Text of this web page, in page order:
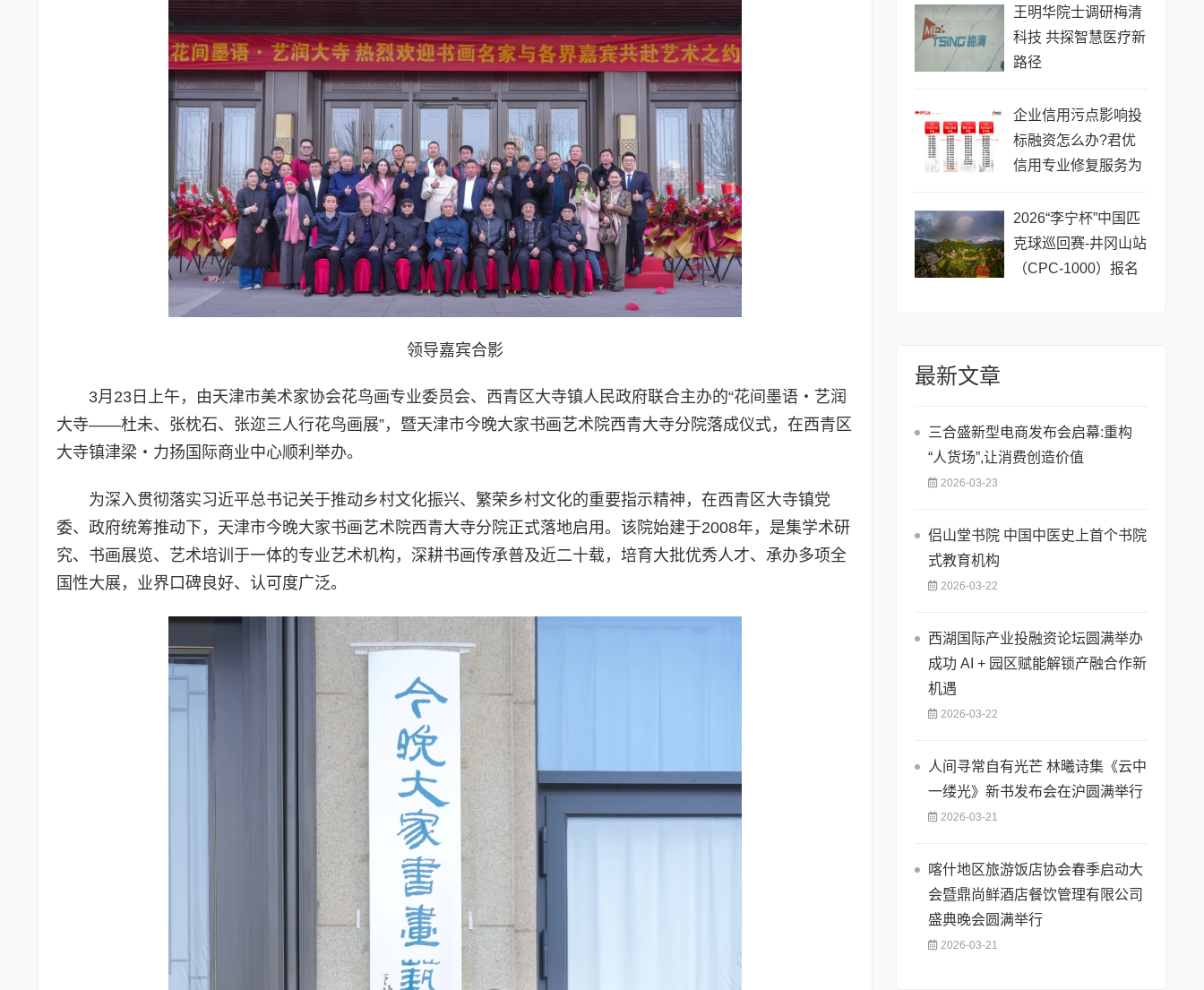
领导嘉宾合影
3月23日上午，由天津市美术家协会花鸟画专业委员会、西青区大寺镇人民政府联合主办的“花间墨语・艺润
大寺——杜未、张枕石、张迩三人行花鸟画展”，暨天津市今晚大家书画艺术院西青大寺分院落成仪式，在西青区
大寺镇津梁・力扬国际商业中心顺利举办。
为深入贯彻落实习近平总书记关于推动乡村文化振兴、繁荣乡村文化的重要指示精神，在西青区大寺镇党
委、政府统筹推动下，天津市今晚大家书画艺术院西青大寺分院正式落地启用。该院始建于2008年，是集学术研
究、书画展览、艺术培训于一体的专业艺术机构，深耕书画传承普及近二十载，培育大批优秀人才、承办多项全
国性大展，业界口碑良好、认可度广泛。
王明华院士调研梅清
科技 共探智慧医疗新
路径
企业信用污点影响投
标融资怎么办?君优
信用专业修复服务为
2026“李宁杯”中国匹
克球巡回赛-井冈山站
（CPC-1000）报名
最新文章
三合盛新型电商发布会启幕:重构
“人货场”,让消费创造价值
2026-03-23
侣山堂书院 中国中医史上首个书院
式教育机构
2026-03-22
西湖国际产业投融资论坛圆满举办
成功 AI + 园区赋能解锁产融合作新
机遇
2026-03-22
人间寻常自有光芒 林曦诗集《云中
一缕光》新书发布会在沪圆满举行
2026-03-21
喀什地区旅游饭店协会春季启动大
会暨鼎尚鲜酒店餐饮管理有限公司
盛典晚会圆满举行
2026-03-21